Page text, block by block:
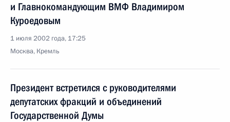
и Главнокомандующим ВМФ Владимиром
Куроедовым
1 июля 2002 года, 17:25
Москва, Кремль
Президент встретился с руководителями
депутатских фракций и объединений
Государственной Думы